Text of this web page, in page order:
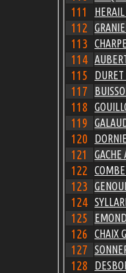
111
112
113
114
115
117
118
119
120
121
122
123
124
125
126 CHAIX
127
128